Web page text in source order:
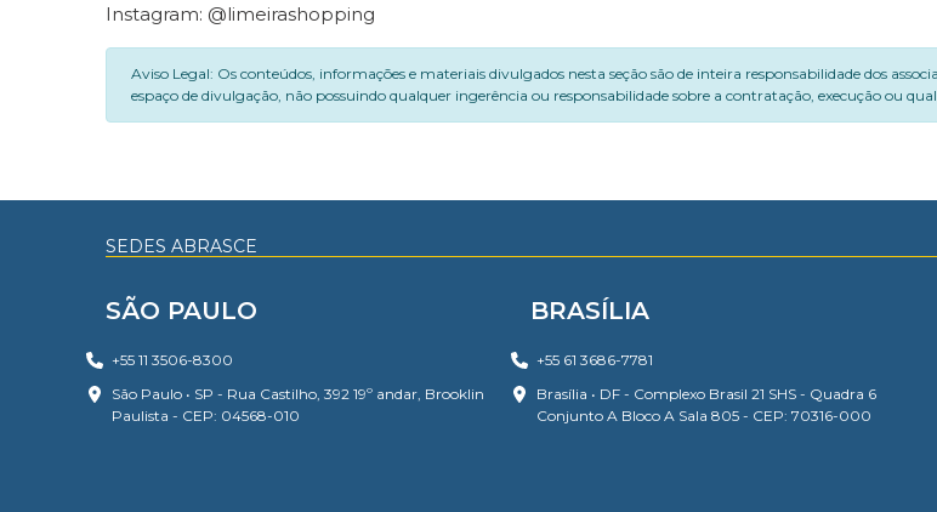
Instagram: @limeirashopping
Aviso Legal: Os conteúdos, informações e materiais divulgados nesta seção são de inteira responsabilidade dos
espaço de divulgação, não possuindo qualquer ingerência ou responsabilidade sobre a contratação, execução ou
SEDES ABRASCE
SÃO PAULO
+55 11 3506-8300
São Paulo • SP - Rua Castilho, 392 19º andar, Brooklin
Paulista - CEP: 04568-010
BRASÍLIA
+55 61 3686-7781
Brasília • DF - Complexo Brasil 21 SHS - Quadra 6
Conjunto A Bloco A Sala 805 - CEP: 70316-000